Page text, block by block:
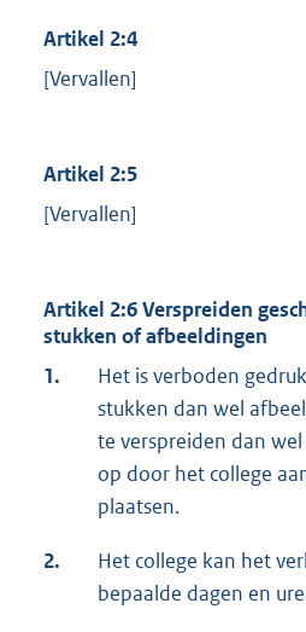
Artikel 2:4
[Vervallen]
Artikel 2:5
[Vervallen]
Artikel 2:6 Verspreiden
stukken of afbeeldingen
1.
Het is verboden
stukken dan wel
te verspreiden dan
op door het college
plaatsen.
2.
Het college kan het
bepaalde dagen en